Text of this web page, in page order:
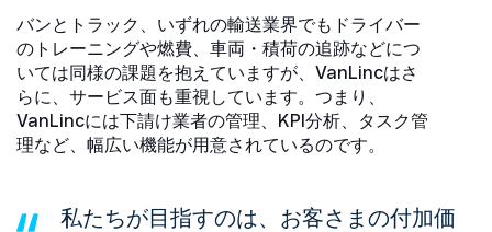
バンとトラック、いずれの輸送業界でもドライバー
のトレーニングや燃費、車両・積荷の追跡などにつ
いては同様の課題を抱えていますが、VanLincはさ
らに、サービス面も重視しています。つまり、
VanLincには下請け業者の管理、KPI分析、タスク管
理など、幅広い機能が用意されているのです。
私たちが目指すのは、お客さまの付加価